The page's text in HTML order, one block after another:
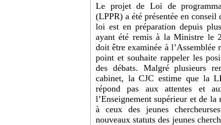
Le projet de Loi de
(LPPR) a été présentée en
loi est en préparation depuis
ayant été remis à la Ministre le
doit être examinée à
point et souhaite rappeler les
des débats. Malgré plusieurs
cabinet, la CJC estime que la
répond pas aux attentes et
l’Enseignement supérieur et de
à ceux des jeunes
nouveaux statuts des jeunes